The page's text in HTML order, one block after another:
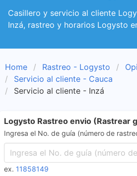
Casillero y servicio al cliente
Inzá, rastreo y horarios Logysto
Home Rastreo - Logysto
Servicio al cliente - Cauca
Servicio al cliente - Inzá
Logysto Rastreo envio (Rastrear
Ingresa el No. de guía (número de
ex. 11858149